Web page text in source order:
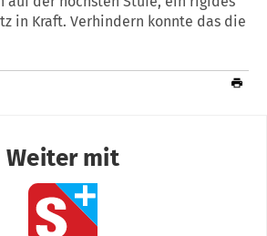
in Kraft. Verhindern konnte das die